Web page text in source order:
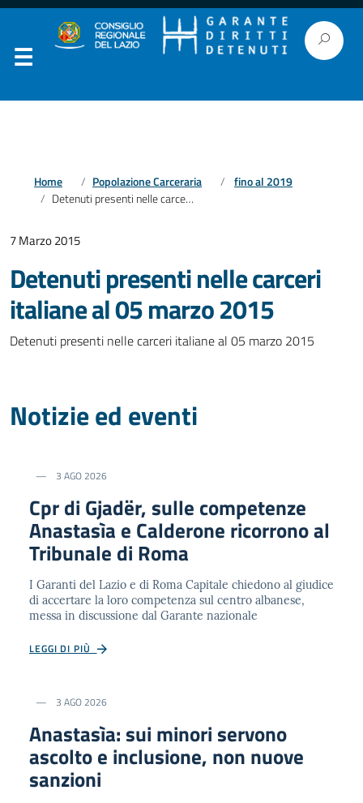
Home Popolazione Carceraria
fino al 2019
Detenuti presenti nelle carceri italiane al 05 marzo 2015
7 Marzo 2015
Detenuti presenti nelle carceri
italiane al 05 marzo 2015
Detenuti presenti nelle carceri italiane al 05 marzo 2015
Notizie ed eventi
3 AGO 2026
Cpr di Gjadër, sulle competenze
Anastasìa e Calderone ricorrono al
Tribunale di Roma
I Garanti del Lazio e di Roma Capitale chiedono al giudice
di accertare la loro competenza sul centro albanese,
messa in discussione dal Garante nazionale
LEGGI DI PIÙ
3 AGO 2026
Anastasìa: sui minori servono
ascolto e inclusione, non nuove
sanzioni